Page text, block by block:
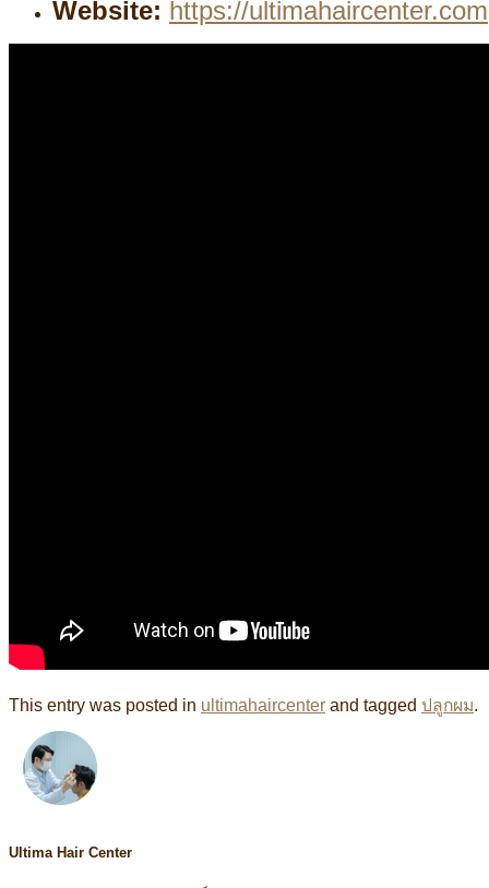
Website: https://ultimahaircenter.com
This entry was posted in ultimahaircenter and tagged ปลูกผม.
Ultima Hair Center